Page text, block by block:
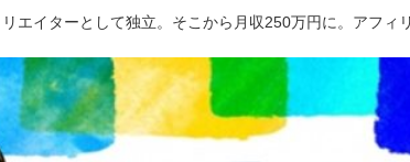
エイターとして独立。そこから月収250万円に。アフィ